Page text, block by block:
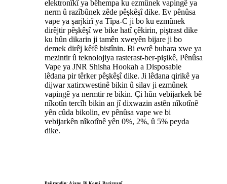
elektronîkî ya bêhempa ku ezmûnek vapingê ya
nerm û razîbûnek zêde pêşkêşî dike. Ev pênûsa
vape ya şarjkirî ya Tîpa-C ji bo ku ezmûnek
dirêjtir pêşkêşî we bike hatî çêkirin, piştrast dike
ku hûn dikarin ji tamên xweyên bijare ji bo
demek dirêj kêfê bistînin. Bi ewrê buhara xwe ya
mezintir û teknolojiya rasterast-ber-pişikê, Pênûsa
Vape ya JNR Shisha Hookah a Disposable
lêdana pir têrker pêşkêşî dike. Ji lêdana qirikê ya
dijwar xatirxwestinê bikin û silav ji ezmûnek
vapingê ya nermtir re bikin. Çi hûn vebijarkek bê
nîkotîn tercîh bikin an jî dixwazin astên nîkotînê
yên cûda bikolin, ev pênûsa vape we bi
vebijarkên nîkotînê yên 0%, 2%, û 5% peyda
dike.